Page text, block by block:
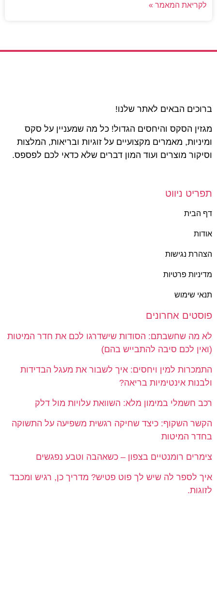
לקריאת המאמר »
ברוכים הבאים לאתר שלנו!
מגזין הסקס והיחסים הגדול! כל מה שמעניין על סקס
ומיניות, מאמרים מקצועיים על זוגיות ובריאות, המלצות
וסיקור מוצרים ועוד המון דברים שלא כדאי לכם לפספס.
תפריט ניווט
דף הבית
אודות
הצהרת נגישות
מדיניות פרטיות
תנאי שימוש
פוסטים אחרונים
לא מה שחשבתם: הסודות שישדרגו לכם את חדר המיטות
(ואין לכם סיבה להתבייש בהם)
התמכרות למין ויחסים: איך לשבור את מעגל הבדידות
ולבנות אינטימיות בריאה?
רכב חשמלי במימון מלא: השוואת עלויות מול דלק
הקשר השקוף: כיצד שחיקה רגשית משפיעה על התשוקה
בחדר המיטות
צימרים רומנטיים בצפון – כשאהבה וטבע נפגשים
איך לספר לה שיש לך פוט פטיש? מדריך כן, רגיש ומכבד
לזוגות.